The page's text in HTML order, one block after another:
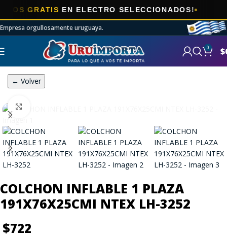
GRATISEN ELECTRO SELECCIONADOS!
Empresa orgullosamente uruguaya.
0 $
← Volver
COLCHON INFLABLE 1 PLAZA
191X76X25CMI NTEX LH-3252
$722